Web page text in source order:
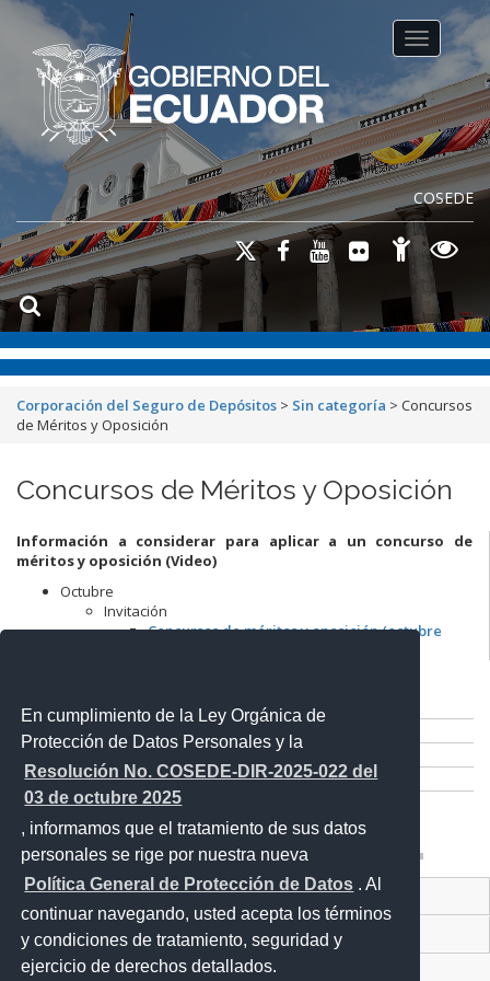
En cumplimiento de la Ley Orgánica de
Protección de Datos Personales y la
Resolución No. COSEDE-DIR-2025-022 del
03 de octubre 2025
, informamos que el tratamiento de sus datos
personales se rige por nuestra nueva
Política General de Protección de Datos . Al
continuar navegando, usted acepta los términos
y condiciones de tratamiento, seguridad y
ejercicio de derechos detallados.
COSEDE
Toggle
Corporación del Seguro de Depósitos > Sin categoría > Concursos
de Méritos y Oposición
Concursos de Méritos y Oposición
Información a considerar para aplicar a un concurso de
méritos y oposición (Video)
Octubre
Invitación
Concursos de méritos y oposición (octubre
Compartir
Mail
Entérate
Contacto Ciudadano
Proyecto Personajes Emblemáticos
Sistema Nacional de Información (SNI)